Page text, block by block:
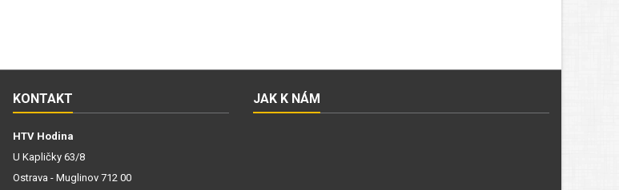
KONTAKT
HTV Hodina
U Kapličky 63/8
Ostrava - Muglinov 712 00
JAK K NÁM